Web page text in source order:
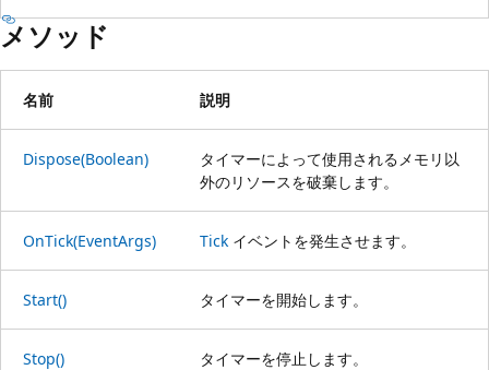
メソッド
名前 説明
Dispose(Boolean)
タイマーによって使用されるメモリ以
外のリソースを破棄します。
OnTick(EventArgs) Tick イベントを発生させます。
Start() タイマーを開始します。
Stop() タイマーを停止します。